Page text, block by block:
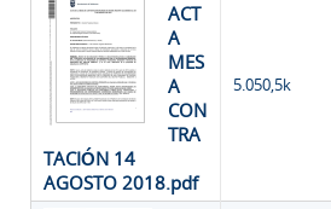
ACT
A
MES
A
CON
TRA
TACIÓN 14
AGOSTO 2018.pdf
5.050,5k